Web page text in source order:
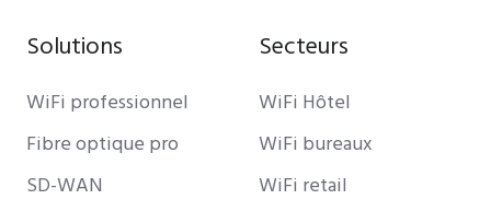
Solutions
WiFi professionnel
Fibre optique pro
SD-WAN
Secteurs
WiFi Hôtel
WiFi bureaux
WiFi retail